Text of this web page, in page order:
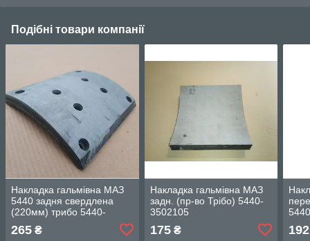
Подібні товари компанії
Накладка гальмівна МАЗ
5440 задня свердлена
(220мм) трибо 5440-
265 ₴
Накладка гальмівна МАЗ
задн. (пр-во Трібо) 5440-
3502105
175₴ 192